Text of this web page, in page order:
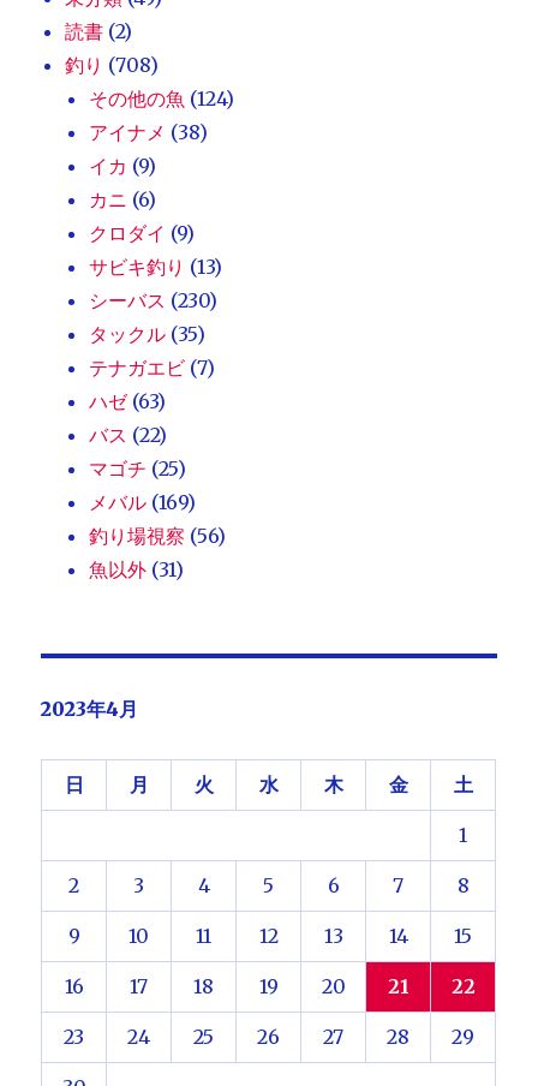
読書 (2)
釣り (708)
その他の魚 (124)
アイナメ (38)
イカ (9)
カニ (6)
クロダイ (9)
サビキ釣り (13)
シーバス (230)
タックル (35)
テナガエビ (7)
ハゼ(63)
バス (22)
マゴチ (25)
メバル (169)
釣り場視察 (56)
魚以外 (31)
2023年4月
日 月 火 水 木 金 土
1
2 3 4 5 6 7 8
9 10 11 12 13 14 15
16 17 18 19 20 21 22
23 24 25 26 27 28 29